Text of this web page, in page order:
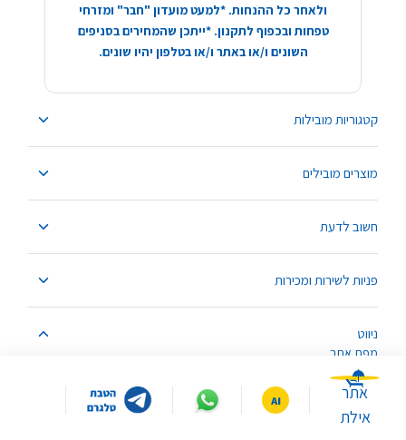
קטגוריות מובילות
מוצרים מובילים
חשוב לדעת
פניות לשירות ומכירות
ניווט
מפת אתר
ולאחר כל ההנחות. *למעט מועדון "חבר" ומזרחי
טפחות ובכפוף לתקנון. *ייתכן שהמחירים בסניפים
השונים ו/או באתר ו/או בטלפון יהיו שונים.
אתר
אילת